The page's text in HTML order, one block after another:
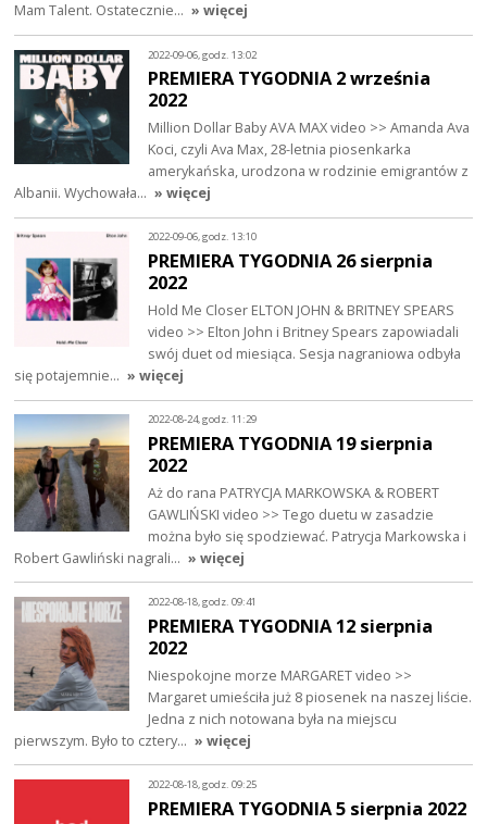
Mam Talent. Ostatecznie… » więcej
2022-09-06, godz. 13:02
PREMIERA TYGODNIA 2 września
2022
Million Dollar Baby AVA MAX video >> Amanda Ava
Koci, czyli Ava Max, 28-letnia piosenkarka
amerykańska, urodzona w rodzinie emigrantów z
Albanii. Wychowała… » więcej
2022-09-06, godz. 13:10
PREMIERA TYGODNIA 26 sierpnia
2022
Hold Me Closer ELTON JOHN & BRITNEY SPEARS
video >> Elton John i Britney Spears zapowiadali
swój duet od miesiąca. Sesja nagraniowa odbyła
się potajemnie… » więcej
2022-08-24, godz. 11:29
PREMIERA TYGODNIA 19 sierpnia
2022
Aż do rana PATRYCJA MARKOWSKA & ROBERT
GAWLIŃSKI video >> Tego duetu w zasadzie
można było się spodziewać. Patrycja Markowska i
Robert Gawliński nagrali… » więcej
2022-08-18, godz. 09:41
PREMIERA TYGODNIA 12 sierpnia
2022
Niespokojne morze MARGARET video >>
Margaret umieściła już 8 piosenek na naszej liście.
Jedna z nich notowana była na miejscu
pierwszym. Było to cztery… » więcej
2022-08-18, godz. 09:25
PREMIERA TYGODNIA 5 sierpnia 2022